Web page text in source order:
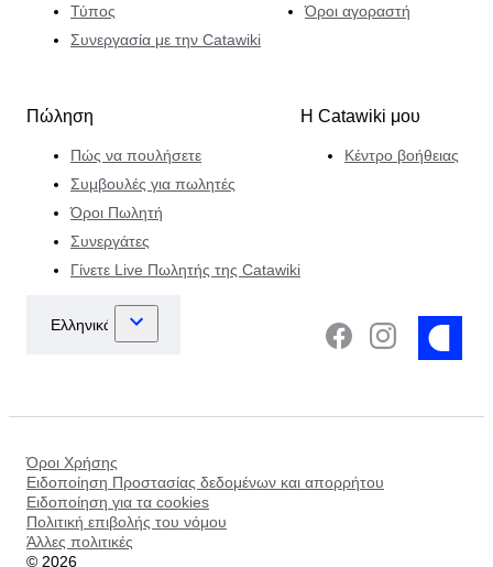
Τύπος
Συνεργασία με την Catawiki
Όροι αγοραστή
Πώληση
Πώς να πουλήσετε
Συμβουλές για πωλητές
Όροι Πωλητή
Συνεργάτες
Γίνετε Live Πωλητής της Catawiki
Η Catawiki μου
Κέντρο βοήθειας
Όροι Χρήσης
Ειδοποίηση Προστασίας δεδομένων και απορρήτου
Ειδοποίηση για τα cookies
Πολιτική επιβολής του νόμου
Άλλες πολιτικές
© 2026